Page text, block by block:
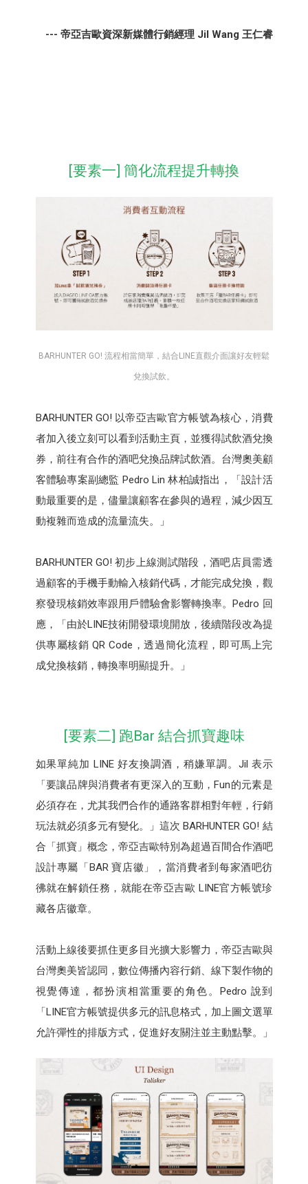
--- 帝亞吉歐資深新媒體行銷經理 Jil Wang 王仁睿
[要素一] 簡化流程提升轉換
BARHUNTER GO! 流程相當簡單，結合LINE直觀介面讓好友輕鬆
兌換試飲。
BARHUNTER GO! 以帝亞吉歐官方帳號為核心，消費
者加入後立刻可以看到活動主頁，並獲得試飲酒兌換
券，前往有合作的酒吧兌換品牌試飲酒。台灣奧美顧
客體驗專案副總監 Pedro Lin 林柏誠指出，「設計活
動最重要的是，儘量讓顧客在參與的過程，減少因互
動複雜而造成的流量流失。」
BARHUNTER GO! 初步上線測試階段，酒吧店員需透
過顧客的手機手動輸入核銷代碼，才能完成兌換，觀
察發現核銷效率跟用戶體驗會影響轉換率。Pedro 回
應，「由於LINE技術開發環境開放，後續階段改為提
供專屬核銷 QR Code，透過簡化流程，即可馬上完
成兌換核銷，轉換率明顯提升。」
[要素二] 跑Bar 結合抓寶趣味
如果單純加 LINE 好友換調酒，稍嫌單調。Jil 表示
「要讓品牌與消費者有更深入的互動，Fun的元素是
必須存在，尤其我們合作的通路客群相對年輕，行銷
玩法就必須多元有變化。」這次 BARHUNTER GO! 結
合「抓寶」概念，帝亞吉歐特別為超過百間合作酒吧
設計專屬「BAR 寶店徽」，當消費者到每家酒吧彷
彿就在解鎖任務，就能在帝亞吉歐 LINE官方帳號珍
藏各店徽章。
活動上線後要抓住更多目光擴大影響力，帝亞吉歐與
台灣奧美皆認同，數位傳播內容行銷、線下製作物的
視覺傳達，都扮演相當重要的角色。Pedro 說到
「LINE官方帳號提供多元的訊息格式，加上圖文選單
允許彈性的排版方式，促進好友關注並主動點擊。」